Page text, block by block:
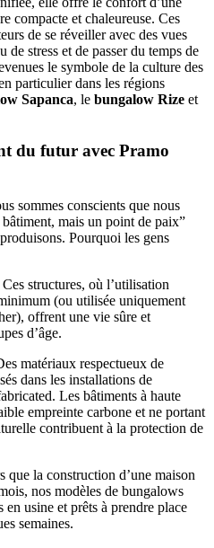
compacte et chaleureuse. Ces
de se réveiller avec des vues
stress et de passer du temps de
le symbole de la culture des
particulier dans les régions
Sapanca, le bungalow Rize et
du futur avec Pramo
sommes conscients que nous
mais un point de paix”
Pourquoi les gens
Ces structures, où l’utilisation
(ou utilisée uniquement
offrent une vie sûre et
d’âge.
matériaux respectueux de
dans les installations de
Les bâtiments à haute
empreinte carbone et ne portant
contribuent à la protection de
que la construction d’une maison
nos modèles de bungalows
en usine et prêts à prendre place
semaines.